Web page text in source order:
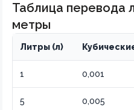
Таблица перевода
метры
Литры (л)
1 0,001
5 0,005